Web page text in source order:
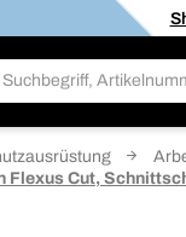
Flexus Cut,